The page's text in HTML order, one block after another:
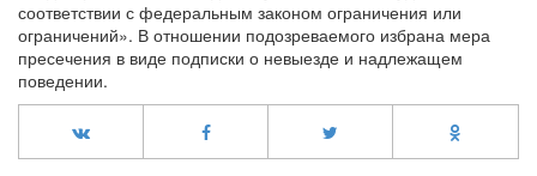
соответствии с федеральным законом ограничения или
ограничений». В отношении подозреваемого избрана мера
пресечения в виде подписки о невыезде и надлежащем
поведении.